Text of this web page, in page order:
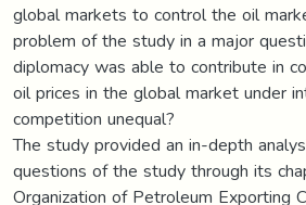
global markets to control the oil
problem of the study in a major
diplomacy was able to contribute in
oil prices in the global market under
competition unequal?
The study provided an in-depth
questions of the study through its
Organization of Petroleum Exporting